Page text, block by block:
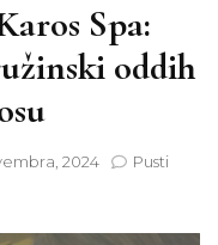
Spa:
oddih
2024
Pusti